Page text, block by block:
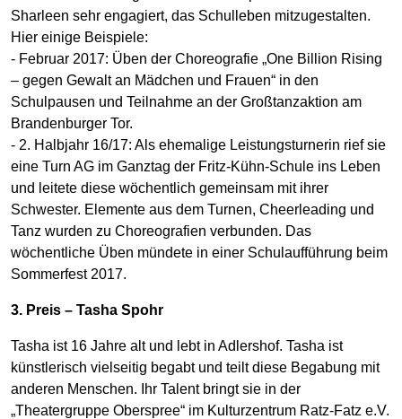
Sharleen sehr engagiert, das Schulleben mitzugestalten.
Hier einige Beispiele:
- Februar 2017: Üben der Choreografie „One Billion Rising
– gegen Gewalt an Mädchen und Frauen“ in den
Schulpausen und Teilnahme an der Großtanzaktion am
Brandenburger Tor.
- 2. Halbjahr 16/17: Als ehemalige Leistungsturnerin rief sie
eine Turn AG im Ganztag der Fritz-Kühn-Schule ins Leben
und leitete diese wöchentlich gemeinsam mit ihrer
Schwester. Elemente aus dem Turnen, Cheerleading und
Tanz wurden zu Choreografien verbunden. Das
wöchentliche Üben mündete in einer Schulaufführung beim
Sommerfest 2017.
3. Preis – Tasha Spohr
Tasha ist 16 Jahre alt und lebt in Adlershof. Tasha ist
künstlerisch vielseitig begabt und teilt diese Begabung mit
anderen Menschen. Ihr Talent bringt sie in der
„Theatergruppe Oberspree“ im Kulturzentrum Ratz-Fatz e.V.